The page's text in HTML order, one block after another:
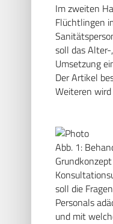
Im zweiten
Flüchtlingen
soll das
Umsetzung
Der Artikel
Weiteren
Abb. 1:
soll die
Personals
und mit